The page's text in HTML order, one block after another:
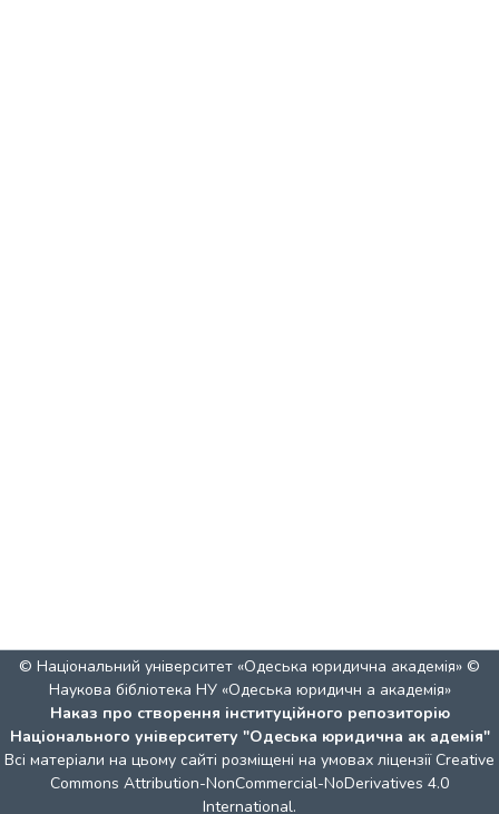
© Національний університет «Одеська юридична академія» ©
Наукова бібліотека НУ «Одеська юридичн а академія»
Наказ про створення інституційного репозиторію
Національного університету "Одеська юридична ак адемія"
Всі матеріали на цьому сайті розміщені на умовах ліцензії Creative
Commons Attribution-NonCommercial-NoDerivatives 4.0
International.